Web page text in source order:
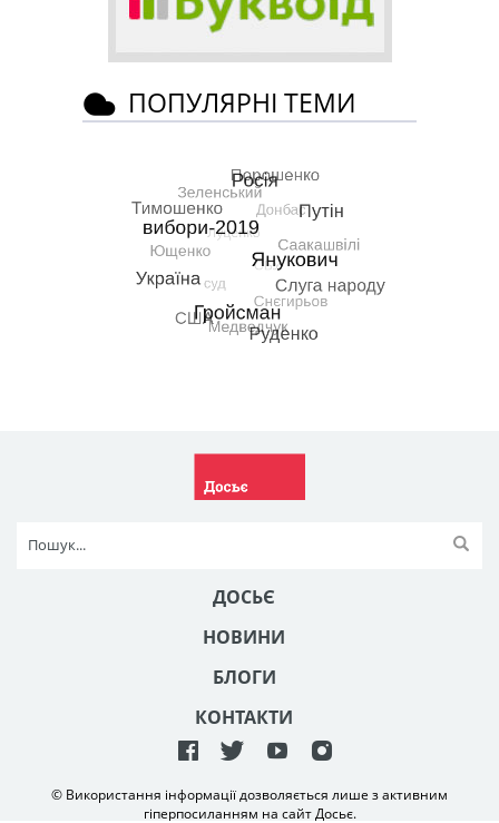
ПОПУЛЯРНІ ТЕМИ
ДОСЬЄ
НОВИНИ
БЛОГИ
КОНТАКТИ
© Використання інформації дозволяється лише з активним
гіперпосиланням на сайт Досьє.